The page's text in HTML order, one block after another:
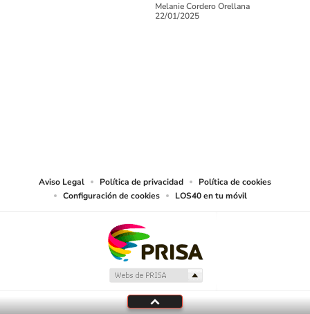
Melanie Cordero Orellana
22/01/2025
Aviso Legal Política de privacidad
Política de cookies
Configuración de cookies
LOS40 en tu móvil